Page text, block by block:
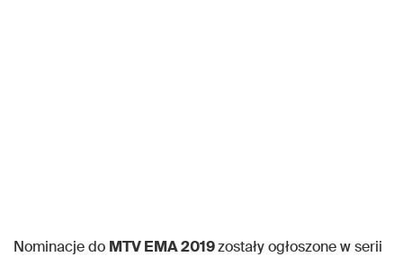
Nominacje do MTV EMA 2019zostały ogłoszone w serii